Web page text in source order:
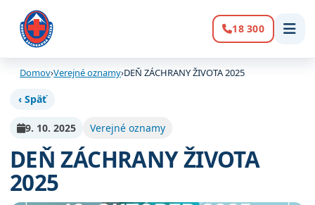
Volanie:
18 300
Domov›Verejné oznamy›DEŇ ZÁCHRANY ŽIVOTA 2025
‹ Späť
9. 10. 2025 Verejné oznamy
DEŇ ZÁCHRANY ŽIVOTA
2025